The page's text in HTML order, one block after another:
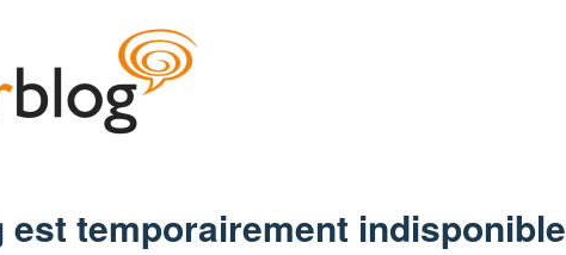
est temporairement indisponible